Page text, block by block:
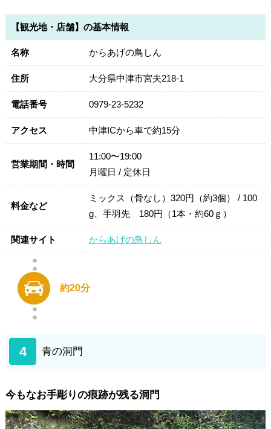
【観光地・店舗】の基本情報
名称 からあげの鳥しん
住所 大分県中津市宮夫218-1
電話番号 0979-23-5232
アクセス 中津ICから車で約15分
営業期間・時間
11:00〜19:00
月曜日 / 定休日
料金など
ミックス（骨なし）320円（約3個） / 100
g、手羽先 180円（1本・約60ｇ）
関連サイト からあげの鳥しん
約20分
4 青の洞門
今もなお手彫りの痕跡が残る洞門